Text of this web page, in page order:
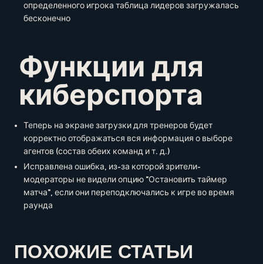
определенного игрока таблица лидеров загружалась
бесконечно
Функции для
киберспорта
Теперь на экране загрузки для тренеров будет
корректно отображаться вся информация о выборе
агентов (состав обеих команд и т. д.)
Исправлена ошибка, из-за которой зрители-
модераторы не видели опцию "Остановить таймер
матча", если они переподключались к игре во время
раунда
ПОХОЖИЕ СТАТЬИ